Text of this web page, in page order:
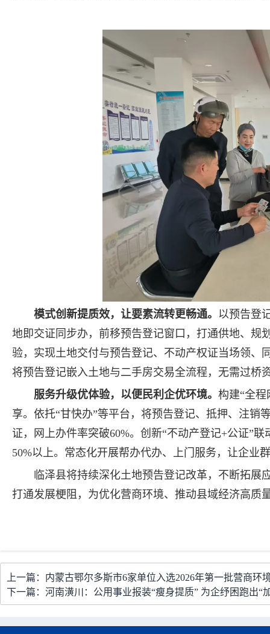
模式创新提质效，让要素流转更畅通。 以预告登
地即交证同步办，前移预告登记窗口，打通供地、规
验，实现土地交付与预告登记、不动产权证当场领、
将预告登记嵌入土地与二手房交易全流程，无需过桥
服务升级优体验，以便民利企优环境。 构建“全
享。依托“甘快办”等平台，将预告登记、抵押、注销
证，网上办件率突破60%。创新“不动产登记+公证”
50%以上。常态化开展帮办代办、上门服务，让企业
临泽县将持续深化土地预告登记改革，不断拓展
打通发展梗阻，为优化营商环境、推动县域经济高质
上一篇：内蒙古鄂尔多斯市6家单位入选2026年第一批营商环
下一篇：河南潢川：公用事业报装“瘦身提质” 为企纾困跑出“